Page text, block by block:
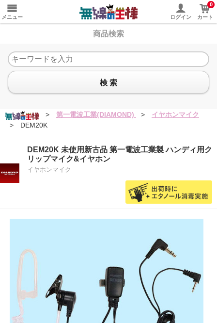
メニュー ログイン
0
カート
商品検索
検 索
> 第一電波工業(DIAMOND) >
イヤホンマイク
>
DEM20K
DEM20K 未使用新古品 第一電波工業製 ハンディ用ク
リップマイク&イヤホン
イヤホンマイク